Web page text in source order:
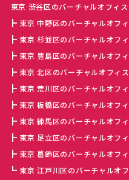
東京 渋谷区のバーチャルオフィ
東京 中野区のバーチャルオフ
東京 杉並区のバーチャルオフ
東京 豊島区のバーチャルオフ
東京 北区のバーチャルオフィ
東京 荒川区のバーチャルオフ
東京 板橋区のバーチャルオフ
東京 練馬区のバーチャルオフ
東京 足立区のバーチャルオフ
東京 葛飾区のバーチャルオフ
東京 江戸川区のバーチャルオ